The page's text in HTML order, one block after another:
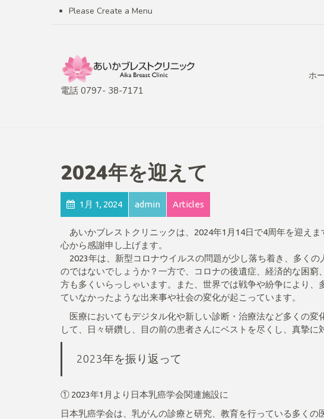
Please Create a Menu
電話 0797- 38-7171
ホ
2024年を迎えて
1月 1, 2024 admin Articles
あいかブレストクリニックは、2024年1月14日で4周年を迎えま
心から感謝申し上げます。
2023年は、新型コロナウイルスの問題が少し落ち着き、多くの
のではないでしょうか？一方で、コロナの後遺症、経済的な困
方も多くいらっしゃいます。また、世界では戦争や紛争により
ていなかったような出来事や社会の変化が起こっています。
医療においてもデジタル化や新しい診断・治療法など多くの変
して、日々研鑽し、目の前の患者さんにベストを尽くし、真摯に
2023年を振り返って
① 2023年1月より日本乳癌学会関連施設に
日本乳癌学会は、乳がんの診療と研究、教育を行っている多く